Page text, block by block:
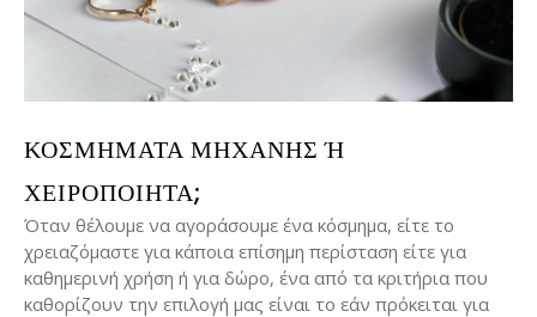
ΚΟΣΜΉΜΑΤΑ ΜΗΧΑΝΉΣ Ή Χ
ΕΙΡΟΠΟΊΗΤΑ;
Όταν θέλουμε να αγοράσουμε ένα κόσμημα, είτε το
χρειαζόμαστε για κάποια επίσημη περίσταση είτε για
καθημερινή χρήση ή για δώρο, ένα από τα κριτήρια που
καθορίζουν την επιλογή μας είναι το εάν πρόκειται για